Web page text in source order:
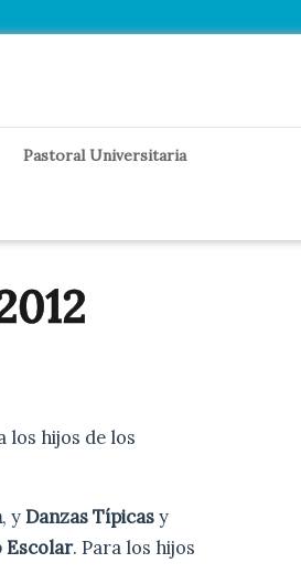
Pastoral Universitaria
los hijos de los
, yDanzas Típicasy
Escolar. Para los hijos